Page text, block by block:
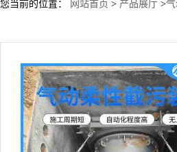
您当前的位置： 网站首页 > 产品展厅 >